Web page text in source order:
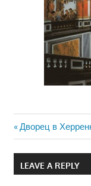
по
Previous
Post:
Дворец в
LEAVE A REPLY